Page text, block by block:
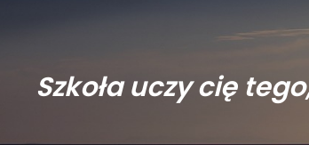
Szkoła uczy cię